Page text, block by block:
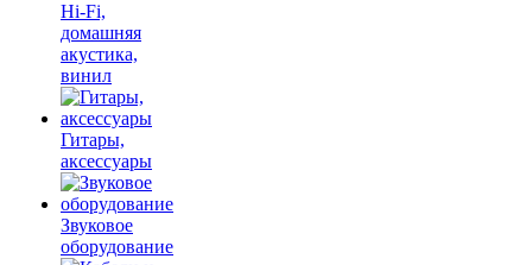
Hi-Fi,
домашняя
акустика,
винил
Гитары,
аксессуары
Звуковое
оборудование